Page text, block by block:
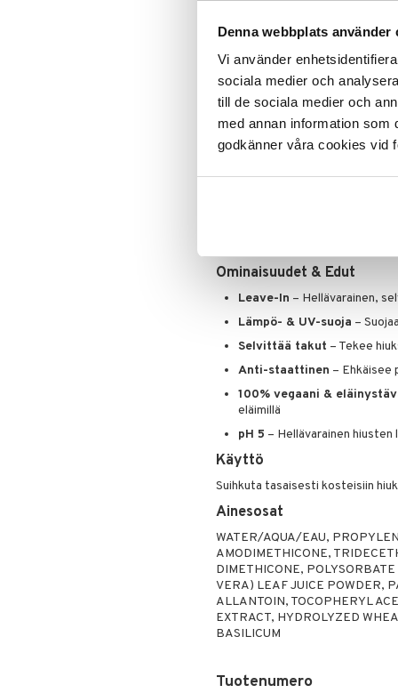
Denna webbplats använder
Vi använder
sociala medier och
till de sociala medier och
med annan information som
godkänner våra cookies vid
luonnollisen tasapainon.
Selvittää takutja tekee
Kosteuttava & hoitava
Lämpösuoja– suojaa
Vahvistaa ja virkistää
Ominaisuudet & Edut
Leave-In – Hellävarainen,
Lämpö- & UV-suoja –
Selvittää takut – Tekee
Anti-staattinen – Ehkäisee
100% vegaani &
eläimillä
pH 5 – Hellävarainen
Käyttö
Suihkuta tasaisesti kosteisiin
Ainesosat
WATER/AQUA/EAU,
AMODIMETHICONE,
DIMETHICONE,
VERA) LEAF JUICE POWDER,
ALLANTOIN, TOCOPHERYL
EXTRACT, HYDROLYZED
BASILICUM
Tuotenumero